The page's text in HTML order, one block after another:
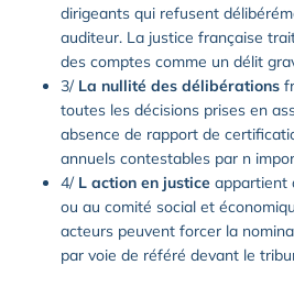
dirigeants qui refusent
auditeur. La justice française
des comptes comme un délit
3/ La nullité des délibérations
toutes les décisions prises en
absence de rapport de
annuels contestables par n
4/ L action en justice appartient
ou au comité social et
acteurs peuvent forcer la
par voie de référé devant le